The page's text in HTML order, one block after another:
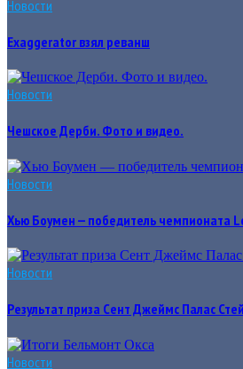
Новости
Exaggerator взял реванш
Новости
Чешское Дерби. Фото и видео.
Новости
Хью Боумен — победитель чемпионата
Новости
Результат приза Сент Джеймс Палас
Новости